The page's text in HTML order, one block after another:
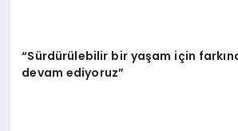
“Sürdürülebilir bir yaşam için farkı
devam ediyoruz”